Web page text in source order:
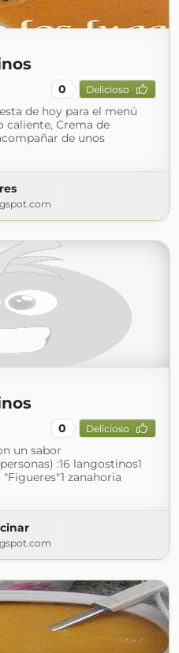
0 Delicioso
de hoy para el menú
caliente, Crema de
de unos
0 Delicioso
un sabor
:16 langostinos1
zanahoria